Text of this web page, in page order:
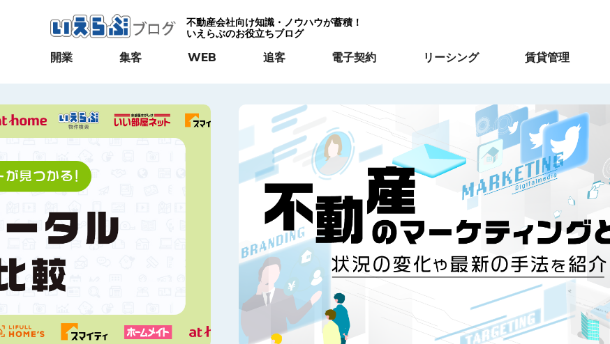
不動産会社向け知識・ノウハウが蓄積！
いえらぶのお役立ちブログ
開業 集客 WEB 追客 電子契約 リーシング 賃貸管理